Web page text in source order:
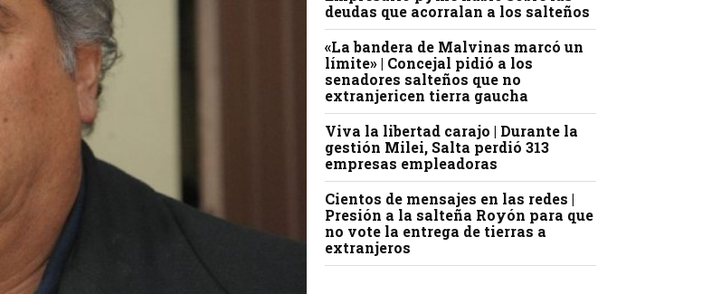
deudas que acorralan a los salteños
«La bandera de Malvinas marcó un
límite» | Concejal pidió a los
senadores salteños que no
extranjericen tierra gaucha
Viva la libertad carajo | Durante la
gestión Milei, Salta perdió 313
empresas empleadoras
Cientos de mensajes en las redes |
Presión a la salteña Royón para que
no vote la entrega de tierras a
extranjeros